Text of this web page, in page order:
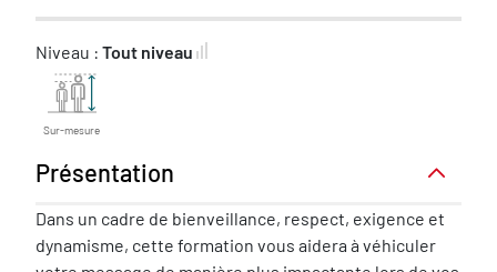
Niveau : Tout niveau
Sur-mesure
Présentation
Présentation
Dans un cadre de bienveillance, respect, exigence et
dynamisme, cette formation vous aidera à véhiculer